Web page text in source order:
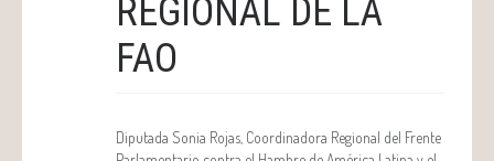
REGIONAL DE LA
FAO
Diputada Sonia Rojas, Coordinadora Regional del Frente